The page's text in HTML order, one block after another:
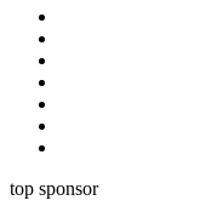
top sponsor